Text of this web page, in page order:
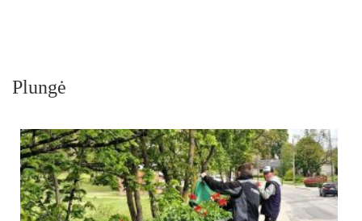
Plungė